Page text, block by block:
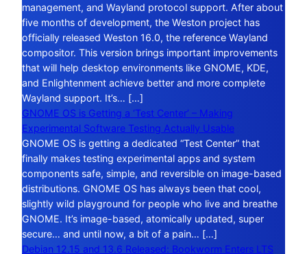
management, and Wayland protocol support. After about
five months of development, the Weston project has
officially released Weston 16.0, the reference Wayland
compositor. This version brings important improvements
that will help desktop environments like GNOME, KDE,
and Enlightenment achieve better and more complete
Wayland support. It’s… […]
GNOME OS is Getting a ‘Test Center’ – Making
Experimental Software Testing Actually Usable
GNOME OS is getting a dedicated “Test Center” that
finally makes testing experimental apps and system
components safe, simple, and reversible on image-based
distributions. GNOME OS has always been that cool,
slightly wild playground for people who live and breathe
GNOME. It’s image-based, atomically updated, super
secure… and until now, a bit of a pain… […]
Debian 12.15 and 13.6 Released: Bookworm Enters LTS